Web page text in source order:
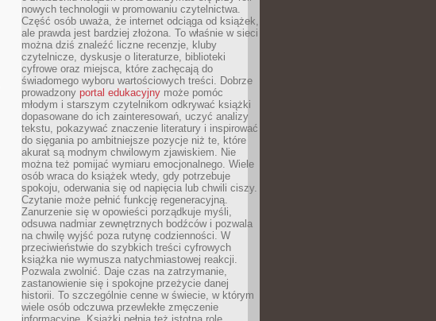
nowych technologii w promowaniu czytelnictwa.
Część osób uważa, że internet odciąga od książek,
ale prawda jest bardziej złożona. To właśnie w sieci
można dziś znaleźć liczne recenzje, kluby
czytelnicze, dyskusje o literaturze, biblioteki
cyfrowe oraz miejsca, które zachęcają do
świadomego wyboru wartościowych treści. Dobrze
prowadzony portal edukacyjny może pomóc
młodym i starszym czytelnikom odkrywać książki
dopasowane do ich zainteresowań, uczyć analizy
tekstu, pokazywać znaczenie literatury i inspirować
do sięgania po ambitniejsze pozycje niż te, które
akurat są modnym chwilowym zjawiskiem. Nie
można też pomijać wymiaru emocjonalnego. Wiele
osób wraca do książek wtedy, gdy potrzebuje
spokoju, oderwania się od napięcia lub chwili ciszy.
Czytanie może pełnić funkcję regeneracyjną.
Zanurzenie się w opowieści porządkuje myśli,
odsuwa nadmiar zewnętrznych bodźców i pozwala
na chwilę wyjść poza rutynę codzienności. W
przeciwieństwie do szybkich treści cyfrowych
książka nie wymusza natychmiastowej reakcji.
Pozwala zwolnić. Daje czas na zatrzymanie,
zastanowienie się i spokojne przeżycie danej
historii. To szczególnie cenne w świecie, w którym
wiele osób odczuwa przewlekłe zmęczenie